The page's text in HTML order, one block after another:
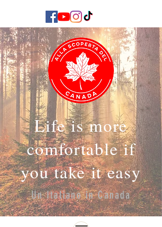
Life is more
comfortable if
you take it easy
Un Italiano in Canada